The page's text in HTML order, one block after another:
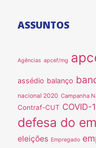
ASSUNTOS
Agências apcef/mg
assédio balanço
nacional 2020 Campanha
Contraf-CUT COVID-
defesa do
eleições Empregado